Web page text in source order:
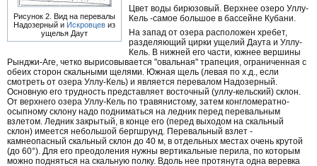
Рисунок 2. Вид на перевалы
Надозерный и Искровцев из
ущелья Даут
Цвет воды бирюзовый. Верхнее озеро Уллу-
Кель -самое большое в бассейне Кубани.
На запад от озера расположен хребет,
разделяющий цирки ущелий Даута и Уллу-
Кель. В нижней его части, южнее вершины
Рынджи-Аге, четко вырисовывается "овальная" трапеция, ограниченная с
обеих сторон скальными щелями. Южная щель (левая по х.д., если
смотреть от озера Уллу-Кель) и является перевалом Надозерный.
Основную его трудность представляет восточный (уллу-кельский) склон.
От верхнего озера Уллу-Кель по травянистому, затем конгломератно-
осыпному склону надо подниматься на ледник перед перевальным
взлетом. Ледник закрытый, в конце его (перед выходом на скальный
склон) имеется небольшой бергшрунд. Перевальный взлет -
камнеопасный скальный склон до 40 м, в отдельных местах очень крутой
(до 60°). Для его преодоления нужны вертикальные перила, по которым
можно подняться на скальную полку. Вдоль нее протянута одна веревка